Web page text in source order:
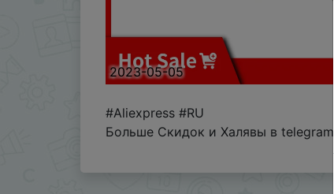
2023-05-05
#Aliexpress #RU
Больше Скидок и Халявы в telegram